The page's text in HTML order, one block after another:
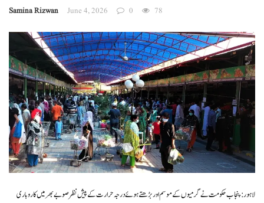
Samina Rizwan June 4, 2026 0 78
لاہور: پنجاب حکومت نے گرمیوں کے موسم اور بڑھتے ہوئے درجہ حرارت کے پیش نظر صوبے بھر میں کاروباری